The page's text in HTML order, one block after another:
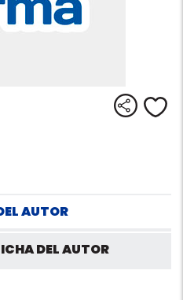
AUTOR
DEL AUTOR